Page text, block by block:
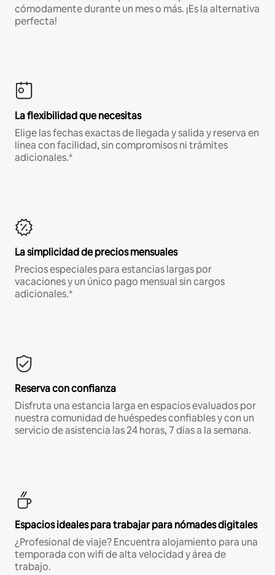
cómodamente durante un mes o más. ¡Es la alternativa
perfecta!
La flexibilidad que necesitas
Elige las fechas exactas de llegada y salida y reserva en
línea con facilidad, sin compromisos ni trámites
adicionales.*
La simplicidad de precios mensuales
Precios especiales para estancias largas por
vacaciones y un único pago mensual sin cargos
adicionales.*
Reserva con confianza
Disfruta una estancia larga en espacios evaluados por
nuestra comunidad de huéspedes confiables y con un
servicio de asistencia las 24 horas, 7 días a la semana.
Espacios ideales para trabajar para nómades digitales
¿Profesional de viaje? Encuentra alojamiento para una
temporada con wifi de alta velocidad y área de
trabajo.